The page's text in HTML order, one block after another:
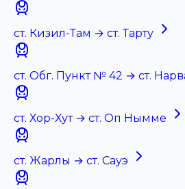
ст. Кизил-Там → ст. Тарту
ст. Обг. Пункт № 42 → ст.
ст. Хор-Хут → ст. Оп Нымме
ст. Жарлы → ст. Сауэ